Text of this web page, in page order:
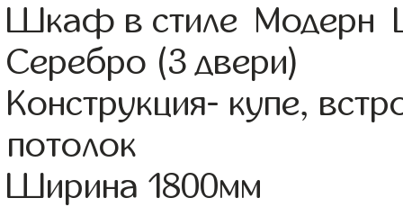
Шкаф в стиле Модерн
Серебро (3 двери)
Конструкция- купе,
потолок
Ширина 1800мм